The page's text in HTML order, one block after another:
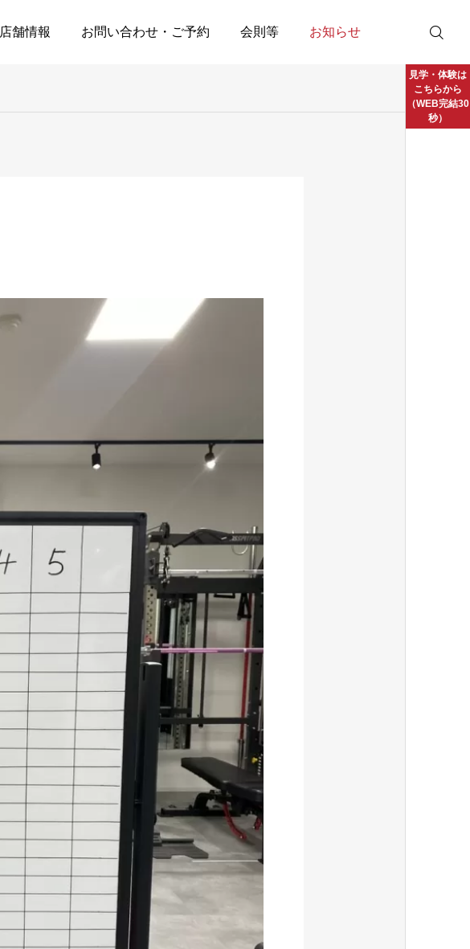
店舗情報 お問い合わせ・ご予約 会則等 お知らせ
見学・体験は
こちらから
（WEB完結30
秒）